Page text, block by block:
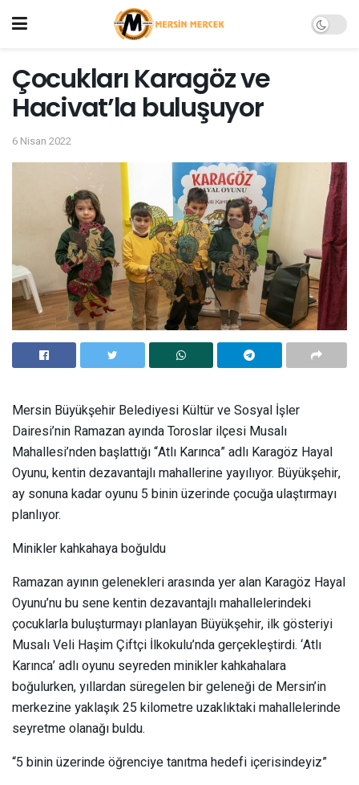
Çocukları Karagöz ve
Hacivat’la buluşuyor
6 Nisan 2022
Mersin Büyükşehir Belediyesi Kültür ve Sosyal İşler
Dairesi’nin Ramazan ayında Toroslar ilçesi Musalı
Mahallesi’nden başlattığı “Atlı Karınca” adlı Karagöz Hayal
Oyunu, kentin dezavantajlı mahallerine yayılıyor. Büyükşehir,
ay sonuna kadar oyunu 5 binin üzerinde çocuğa ulaştırmayı
planlıyor.
Minikler kahkahaya boğuldu
Ramazan ayının gelenekleri arasında yer alan Karagöz Hayal
Oyunu’nu bu sene kentin dezavantajlı mahallelerindeki
çocuklarla buluşturmayı planlayan Büyükşehir, ilk gösteriyi
Musalı Veli Haşim Çiftçi İlkokulu’nda gerçekleştirdi. ‘Atlı
Karınca’ adlı oyunu seyreden minikler kahkahalara
boğulurken, yıllardan süregelen bir geleneği de Mersin’in
merkezine yaklaşık 25 kilometre uzaklıktaki mahallelerinde
seyretme olanağı buldu.
“5 binin üzerinde öğrenciye tanıtma hedefi içerisindeyiz”